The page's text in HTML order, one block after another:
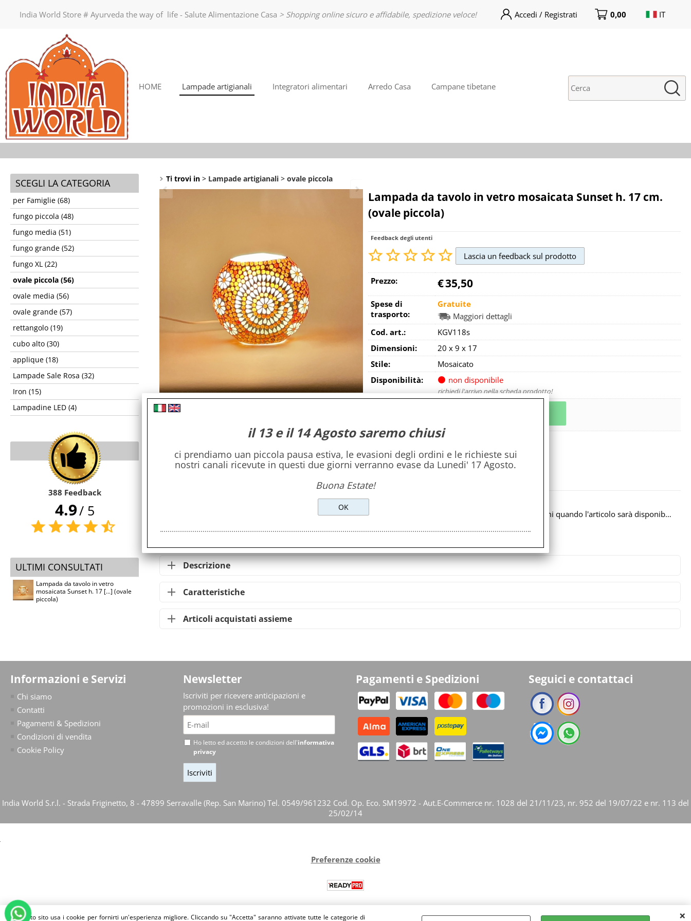
Questo sito usa i cookie per fornirti un'esperienza migliore. Cliccando su "Accetta" saranno attivate tutte le categorie di
India World Store # Ayurveda the way of life - Salute Alimentazione Casa > Shopping online sicuro e affidabile, spedizione veloce! Accedi / Registrati
un nuovo account. La
registrazione è gratuita e veloce!
0,00 IT
HOME Lampade artigianali Integratori alimentari Arredo Casa Campane tibetane
SCEGLI LA CATEGORIA
per Famiglie (68)
fungo piccola (48)
fungo media (51)
fungo grande (52)
fungo XL (22)
ovale piccola (56)
ovale media (56)
ovale grande (57)
rettangolo (19)
cubo alto (30)
applique (18)
Lampade Sale Rosa (32)
Iron (15)
Lampadine LED (4)
388 Feedback
4.9/ 5
ULTIMI CONSULTATI
Lampada da tavolo in vetro
mosaicata Sunset h. 17 [...] (ovale
piccola)
Ti trovi in Lampade artigianali ovale piccola
Lampada da tavolo in vetro mosaicata Sunset h. 17 cm.
(ovale piccola)
Feedback degli utenti
Prezzo: €35,50
Spese di
trasporto:
Gratuite
Maggiori dettagli
Cod. art.:
KGV118s
Dimensioni:
20 x 9 x 17
Stile:
Mosaicato
Disponibilità:
non disponibile
richiedi l'arrivo nella scheda prodotto!
> torna alla lista della stessa famiglia
Avvisami quando diminuisce il prezzo
Avvisami quando l'articolo sarà disponibile
Condividi
Richiedi informazioni
Descrizione
Caratteristiche
Articoli acquistati assieme
Informazioni e Servizi
Chi siamo
Contatti
Pagamenti & Spedizioni
Condizioni di vendita
Cookie Policy
Newsletter
Iscriviti per ricevere anticipazioni e
promozioni in esclusiva!
Ho letto ed accetto le condizioni dell'informativa
privacy
Pagamenti e Spedizioni Seguici e contattaci
India World S.r.l. - Strada Friginetto, 8 - 47899 Serravalle (Rep. San Marino) Tel. 0549/961232 Cod. Op. Eco. SM19972 - Aut.E-Commerce nr. 1028 del 21/11/23, nr. 952 del 19/07/22 e nr. 113 del
25/02/14
Preferenze cookie
il 13 e il 14 Agosto saremo chiusi
ci prendiamo uan piccola pausa estiva, le evasioni degli ordini e le richieste sui
nostri canali ricevute in questi due giorni verranno evase da Lunedi' 17 Agosto.
Buona Estate!